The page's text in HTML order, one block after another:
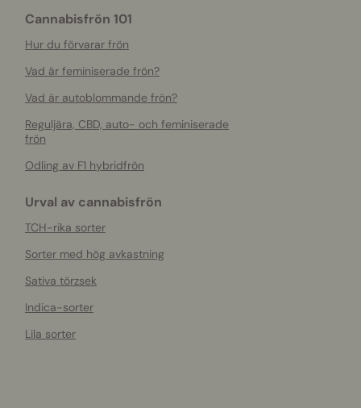
Cannabisfrön 101
Hur du förvarar frön
Vad är feminiserade frön?
Vad är autoblommande frön?
Reguljära, CBD, auto- och feminiserade
frön
Odling av F1 hybridfrön
Urval av cannabisfrön
TCH-rika sorter
Sorter med hög avkastning
Sativa törzsek
Indica-sorter
Lila sorter